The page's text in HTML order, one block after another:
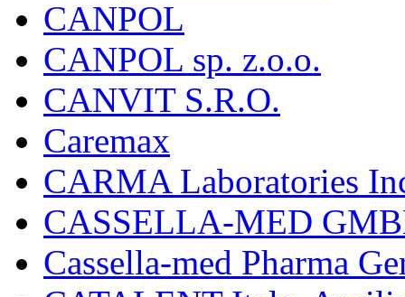
CANPOL
CANPOL sp. z.o.o.
CANVIT S.R.O.
Caremax
CARMA Laboratories
CASSELLA-MED
Cassella-med Pharma